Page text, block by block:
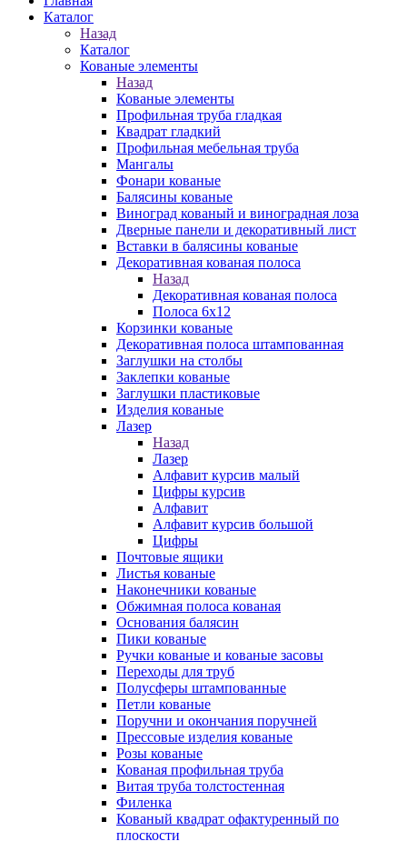
Каталог
Назад
Каталог
Кованые элементы
Назад
Кованые элементы
Профильная труба гладкая
Квадрат гладкий
Профильная мебельная труба
Мангалы
Фонари кованые
Балясины кованые
Виноград кованый и виноградная лоза
Дверные панели и декоративный лист
Вставки в балясины кованые
Декоративная кованая полоса
Назад
Декоративная кованая полоса
Полоса 6х12
Корзинки кованые
Декоративная полоса штампованная
Заглушки на столбы
Заклепки кованые
Заглушки пластиковые
Изделия кованые
Лазер
Назад
Лазер
Алфавит курсив малый
Цифры курсив
Алфавит
Алфавит курсив большой
Цифры
Почтовые ящики
Листья кованые
Наконечники кованые
Обжимная полоса кованая
Основания балясин
Пики кованые
Ручки кованые и кованые засовы
Переходы для труб
Полусферы штампованные
Петли кованые
Поручни и окончания поручней
Прессовые изделия кованые
Розы кованые
Кованая профильная труба
Витая труба толстостенная
Филенка
Кованый квадрат офактуренный по
плоскости